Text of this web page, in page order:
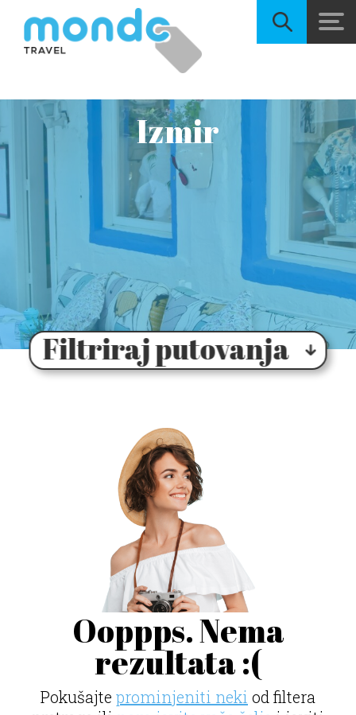
Izmir
Filtriraj putovanja
Ooppps. Nema
rezultata :(
Pokušajte prominjeniti neki od filtera